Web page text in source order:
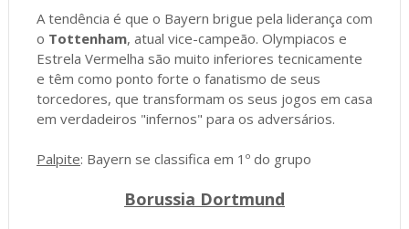
A tendência é que o Bayern brigue pela liderança com
o Tottenham, atual vice-campeão. Olympiacos e
Estrela Vermelha são muito inferiores tecnicamente
e têm como ponto forte o fanatismo de seus
torcedores, que transformam os seus jogos em casa
em verdadeiros "infernos" para os adversários.
Palpite: Bayern se classifica em 1º do grupo
Borussia Dortmund